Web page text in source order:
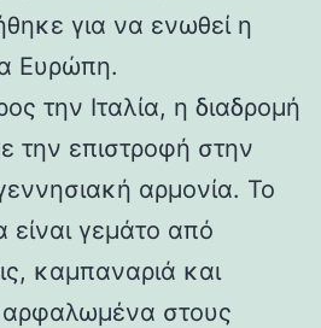
για να ενωθεί η
Ευρώπη.
την Ιταλία, η διαδρομή
την επιστροφή στην
αρμονία. Το
είναι γεμάτο από
καμπαναριά και
στους